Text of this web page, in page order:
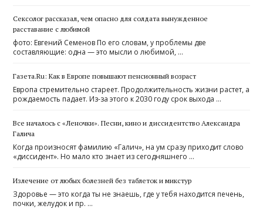
Сексолог рассказал, чем опасно для солдата вынужденное
расставание с любимой
фото: Евгений Семенов По его словам, у проблемы две
составляющие: одна — это мысли о любимой, …
Газета.Ru: Как в Европе повышают пенсионный возраст
Европа стремительно стареет. Продолжительность жизни растет, а
рождаемость падает. Из-за этого к 2030 году срок выхода …
Все началось с «Леночки». Песни, кино и диссидентство Александра
Галича
Когда произносят фамилию «Галич», на ум сразу приходит слово
«диссидент». Но мало кто знает из сегодняшнего …
Излечение от любых болезней без таблеток и микстур
Здоровье — это когда ты не знаешь, где у тебя находится печень,
почки, желудок и пр. …